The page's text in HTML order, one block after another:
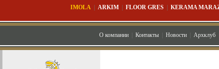
IMOLA| ARKIM| FLOOR GRES| KERAMA
О компании| Контакты| Новости| Архклуб